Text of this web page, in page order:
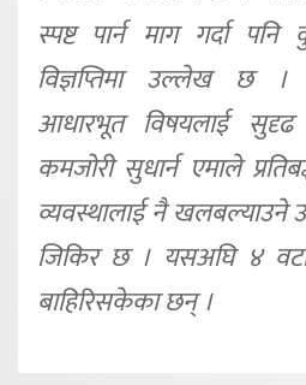
स्पष्ट पार्न माग गर्दा
विज्ञप्तिमा उल्लेख छ ।
आधारभूत विषयलाई
कमजोरी सुधार्न एमाले
व्यवस्थालाई नै खलबल्याउने
जिकिर छ । यसअघि ४
बाहिरिसकेका छन् ।